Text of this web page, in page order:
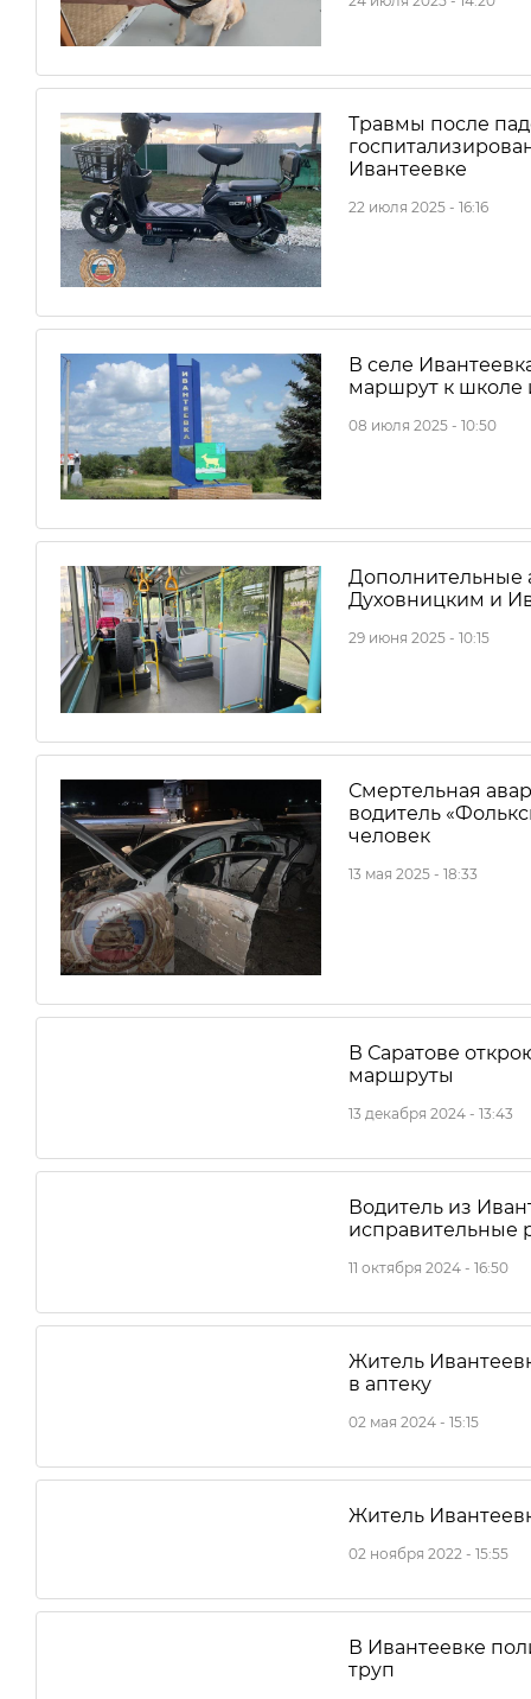
Травмы после
Ивантеевке
22 июля 2025 - 16:16
В селе
маршрут к школе
08 июля 2025 - 10:50
Дополнительные
Духовницким и
29 июня 2025 - 10:15
Смертельная
водитель
человек
13 мая 2025 - 18:33
В Саратове
маршруты
13 декабря 2024 - 13:43
Водитель из
исправительные
11 октября 2024 - 16:50
Житель
в аптеку
02 мая 2024 - 15:15
Житель
02 ноября 2022 - 15:55
В Ивантеевке
труп